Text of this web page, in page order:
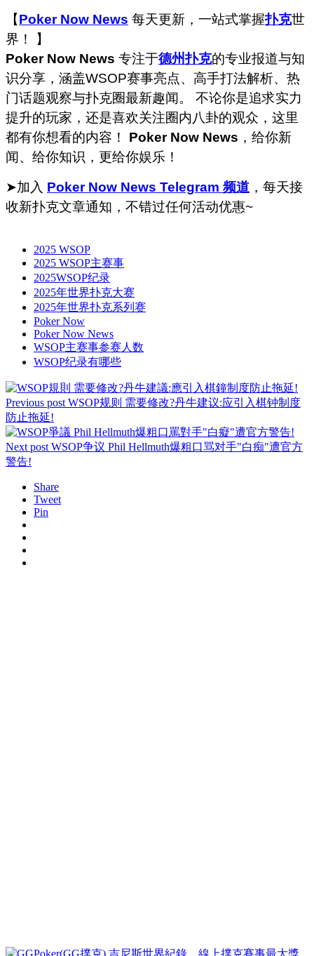
【Poker Now News 每天更新，一站式掌握扑克世
界！ 】
Poker Now News 专注于德州扑克的专业报道与知
识分享，涵盖WSOP赛事亮点、高手打法解析、热
门话题观察与扑克圈最新趣闻。 不论你是追求实力
提升的玩家，还是喜欢关注圈内八卦的观众，这里
都有你想看的内容！ Poker Now News ，给你新
闻、给你知识，更给你娱乐！
➤加入 Poker Now News Telegram 频道 ，每天接
收新扑克文章通知，不错过任何活动优惠~
2025 WSOP
2025 WSOP主赛事
2025WSOP纪录
2025年世界扑克大赛
2025年世界扑克系列赛
Poker Now
Poker Now News
WSOP主赛事参赛人数
WSOP纪录有哪些
Previous post WSOP规则 需要修改?丹牛建议:应引入棋钟制度
防止拖延!
Next post WSOP争议 Phil Hellmuth爆粗口骂对手"白痴"遭官方
警告!
Share
Tweet
Pin